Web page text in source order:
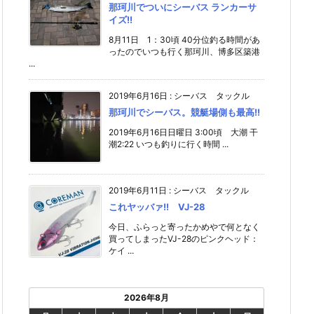
那珂川でついにシーバス ランカーサ
イズ!!
8月11日 1：30頃 40分位釣る時間があ
ったのでいつも行く那珂川、博多区築港
...
2019年6月16日 : シーバス タックル
那珂川でシーバス。競艇場側も最高!!
2019年6月16日日曜日 3:00頃 大潮 干
潮2:22 いつも釣りに行く時間 ...
2019年6月11日 : シーバス タックル
これヤッバァ!! VJ-28
今日、ふらっと寄ったかめやで何となく
買ってしまったVJ-28のピンクヘッド：
ケイ ...
2026年8月